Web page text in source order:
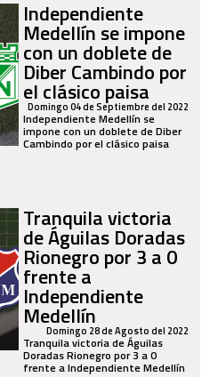
Independiente
Medellín se impone
con un doblete de
Diber Cambindo por
el clásico paisa
Domingo 04 de Septiembre del 2022
Independiente Medellín se
impone con un doblete de Diber
Cambindo por el clásico paisa
Tranquila victoria
de Águilas Doradas
Rionegro por 3 a 0
frente a
Independiente
Medellín
Domingo 28 de Agosto del 2022
Tranquila victoria de Águilas
Doradas Rionegro por 3 a 0
frente a Independiente Medellín